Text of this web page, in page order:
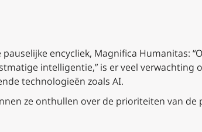
pauselijke encycliek, Magnifica Humanitas:
intelligentie,” is er veel verwachting
technologieën zoals AI.
ze onthullen over de prioriteiten van